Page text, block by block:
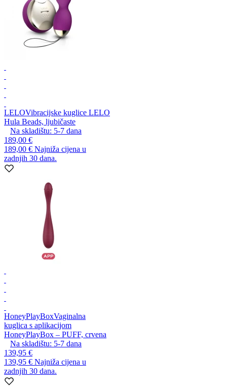
LELOVibracijske kuglice LELO
Hula Beads, ljubičaste
Na skladištu: 5-7 dana
189,00 €
189,00 € Najniža cijena u
zadnjih 30 dana.
HoneyPlayBoxVaginalna
kuglica s aplikacijom
HoneyPlayBox – PUFF, crvena
Na skladištu: 5-7 dana
139,95 €
139,95 € Najniža cijena u
zadnjih 30 dana.